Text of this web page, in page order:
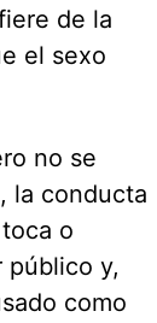
de la
el sexo
no se
la conducta
o
público y,
como